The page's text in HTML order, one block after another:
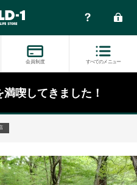
会員制度 すべてのメニュー
喫してきました！